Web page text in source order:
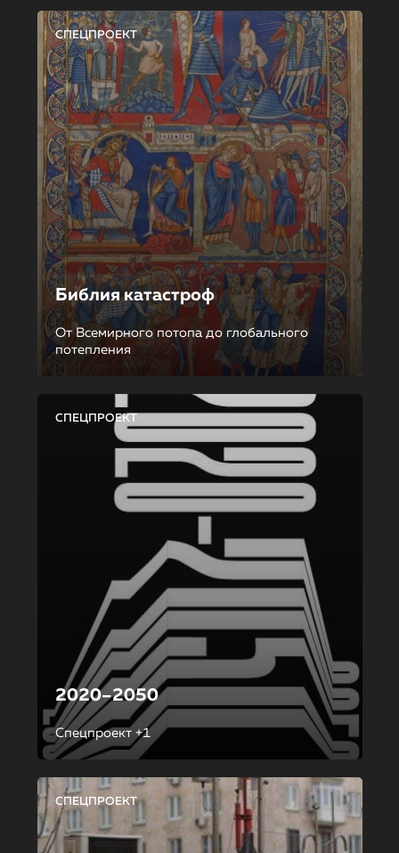
СПЕЦПРОЕКТ
Библия катастроф
От Всемирного потопа до глобального
потепления
СПЕЦПРОЕКТ
2020–2050
Спецпроект +1
СПЕЦПРОЕКТ